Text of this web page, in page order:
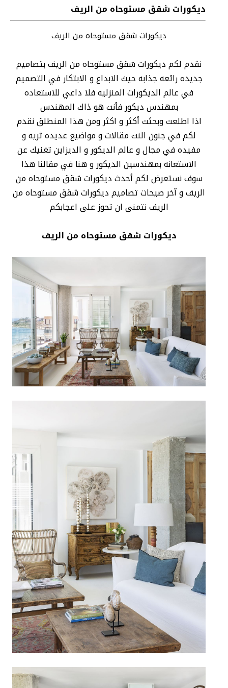
ديكورات شقق مستوحاه من الريف
ديكورات شقق مستوحاه من الريف
نقدم لكم ديكورات شقق مستوحاه من الريف بتصاميم
جديده رائعه جذابه حيث الابداع و الابتكار في التصميم
في عالم الديكورات المنزليه فلا داعي للاستعاده
بمهندس ديكور فأنت هو ذاك المهندس
اذا اطلعت وبحثت أكثر و اكثر ومن هذا المنطلق نقدم
لكم في جنون النت مقالات و مواضيع عديده ثريه و
مفيده في مجال و عالم الديكور و الديزاين تغنيك عن
الاستعانه بمهندسين الديكور و هنا في مقالنا هذا
سوف نستعرض لكم أحدث ديكورات شقق مستوحاه من
الريف و آخر صيحات تصاميم ديكورات شقق مستوحاه من
الريف نتمنى ان تحوز على اعجابكم
ديكورات شقق مستوحاه من الريف